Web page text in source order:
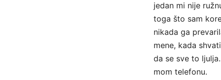
jedan mi nije
toga što sam
nikada ga
mene, kada
da se sve to
mom telefonu.